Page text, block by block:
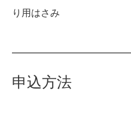
り用はさみ
申込方法